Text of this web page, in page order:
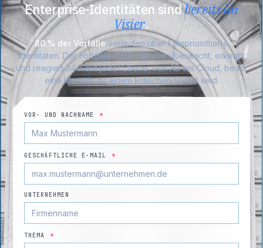
Enterprise-Identitäten sindbereits im
Visier.
80 % der Vorfälleverlaufen über kompromittierte
Identitäten. Der Fortgale-ITDR-Service überwacht, erkennt
und reagiert 24·7 auf jeder Ebene, von AD bis Cloud, bevor
eine Identität zu einem kritischen Vorfall wird.
VOR- UND NACHNAME *
GESCHÄFTLICHE E-MAIL *
UNTERNEHMEN
THEMA *